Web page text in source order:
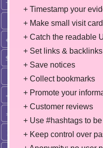
+ Timestamp your
+ Make small visit
+ Catch the readable
+ Set links &
+ Save notices
+ Collect bookmarks
+ Promote your
+ Customer reviews
+ Use #hashtags to
+ Keep control over